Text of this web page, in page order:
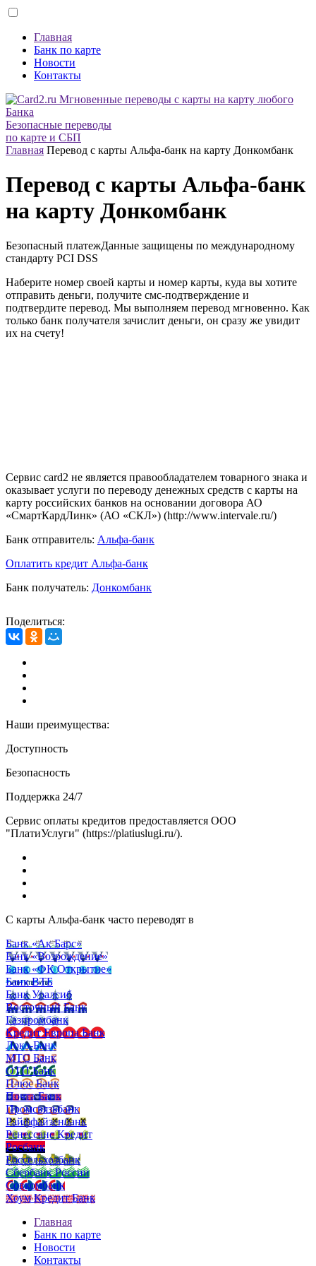
Главная
Банк по карте
Новости
Контакты
Безопасные переводы
по карте и СБП
Главная Перевод с карты Альфа-банк на карту Донкомбанк
Перевод с карты Альфа-банк
на карту Донкомбанк
Безопасный платежДанные защищены по международному
стандарту PCI DSS
Наберите номер своей карты и номер карты, куда вы хотите
отправить деньги, получите смс-подтверждение и
подтвердите перевод. Мы выполняем перевод мгновенно. Как
только банк получателя зачислит деньги, он сразу же увидит
их на счету!
Сервис card2 не является правообладателем товарного знака и
оказывает услуги по переводу денежных средств с карты на
карту российских банков на основании договора АО
«СмартКардЛинк» (АО «СКЛ») (http://www.intervale.ru/)
Банк отправитель: Альфа-банк
Оплатить кредит Альфа-банк
Банк получатель: Донкомбанк
Поделиться:
Наши преимущества:
Доступность
Безопасность
Поддержка 24/7
Сервис оплаты кредитов предоставляется ООО
"ПлатиУслуги" (https://platiuslugi.ru/).
С карты Альфа-банк часто переводят в
Банк «Ак Барс»
Банк «Возрождение»
Банк «ФК Открытие»
Банк ВТБ
Банк Уралсиб
Восточный Банк
Газпромбанк
Кредит Европа Банк
Локо-Банк
МТС Банк
ОТП Банк
Плюс Банк
Почта Банк
Промсвязьбанк
Райффайзенбанк
Ренессанс Кредит
Росбанк
Россельхозбанк
Сбербанк России
Совкомбанк
Хоум Кредит Банк
Главная
Банк по карте
Новости
Контакты